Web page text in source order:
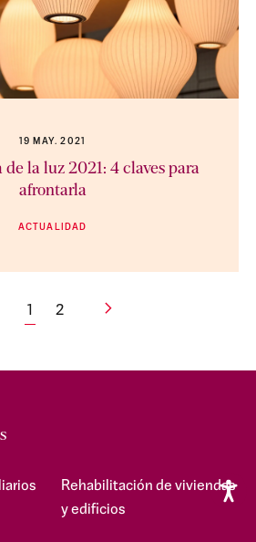
19 MAY. 2021
de la luz 2021: 4 claves para
afrontarla
ACTUALIDAD
2
Rehabilitación de viviendas
y edificios